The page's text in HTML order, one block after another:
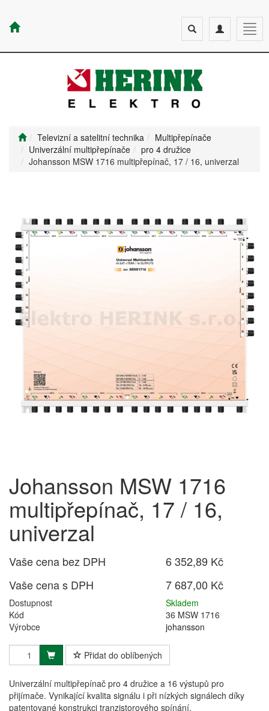
Toggle
navigation
Toggle
search
Televizní a satelitní technika
Multipřepínače
Univerzální multipřepínače
pro 4 družice
Johansson MSW 1716 multipřepínač, 17 / 16, univerzal
Johansson MSW 1716
multipřepínač, 17 / 16,
univerzal
Vaše cena bez DPH
6 352,89 Kč
Vaše cena s DPH
7 687,00 Kč
Dostupnost
Skladem
Kód
36 MSW 1716
Výrobce
johansson
Přidat do oblíbených
Univerzální multipřepínač pro 4 družice a 16 výstupů pro
přijímače. Vynikající kvalita signálu i při nízkých signálech díky
patentované konstrukci tranzistorového spínání.